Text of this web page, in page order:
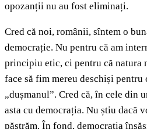
opozanții nu au fost eliminați.
Cred că noi, românii, sîntem o
democrație. Nu pentru că am
principiu etic, ci pentru că natura
face să fim mereu deschiși pentru
„dușmanul”. Cred că, în cele din
asta cu democrația. Nu știu dacă
păstrăm. În fond, democrația